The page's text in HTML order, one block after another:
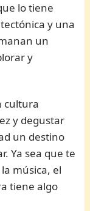
lo tiene
y una
un
y
cultura
y degustar
un destino
Ya sea que te
música, el
tiene algo